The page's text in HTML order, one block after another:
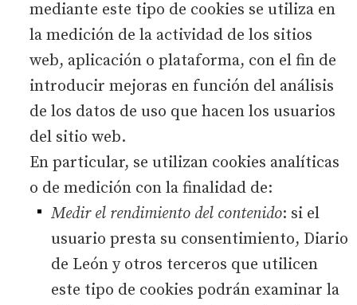
mediante este tipo de cookies se utiliza en
la medición de la actividad de los sitios
web, aplicación o plataforma, con el fin de
introducir mejoras en función del análisis
de los datos de uso que hacen los usuarios
del sitio web.
En particular, se utilizan cookies analíticas
o de medición con la finalidad de:
Medir el rendimiento del contenido: si el
usuario presta su consentimiento, Diario
de León y otros terceros que utilicen
este tipo de cookies podrán examinar la